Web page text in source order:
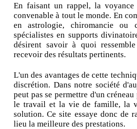
En faisant un rappel, la
convenable à tout le monde. En
en astrologie, chiromancie ou
spécialistes en supports
désirent savoir à quoi
recevoir des résultats pertinents.
L'un des avantages de cette
discrétion. Dans notre société
peut pas se permettre d'un
le travail et la vie de famille, la
solution. Ce site essaye donc de
lieu la meilleure des prestations.